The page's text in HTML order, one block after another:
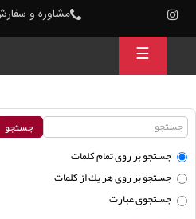
مشاوره و سفارش،
☰
جستجو بر روی تمام كلمات
جستجو بر روی هر يك از كلمات
جستجوی عبارت